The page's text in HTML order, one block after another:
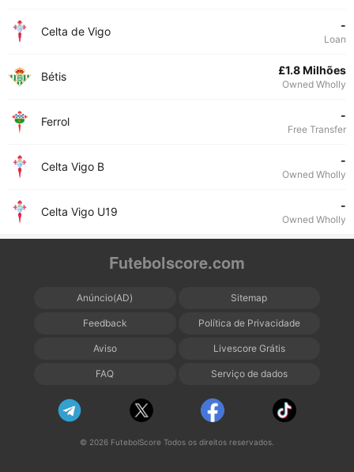
Celta de Vigo -
Loan
Bétis £1.8 Milhões
Owned Wholly
Ferrol -
Free Transfer
Celta Vigo B -
Owned Wholly
Celta Vigo U19 -
Owned Wholly
Futebolscore.com
Anúncio(AD) Sitemap
Feedback Política de Privacidade
Aviso Livescore Grátis
FAQ Serviço de dados
© 2026 FutebolScore Todos os direitos reservados.